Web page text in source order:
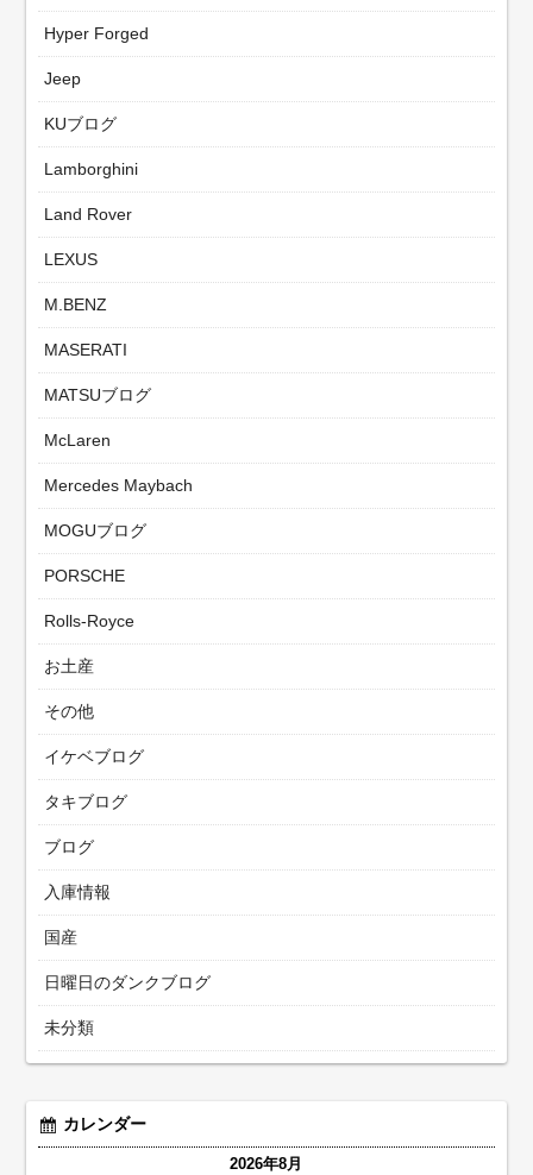
Hyper Forged
Jeep
KUブログ
Lamborghini
Land Rover
LEXUS
M.BENZ
MASERATI
MATSUブログ
McLaren
Mercedes Maybach
MOGUブログ
PORSCHE
Rolls-Royce
お土産
その他
イケベブログ
タキブログ
ブログ
入庫情報
国産
日曜日のダンクブログ
未分類
カレンダー
2026年8月